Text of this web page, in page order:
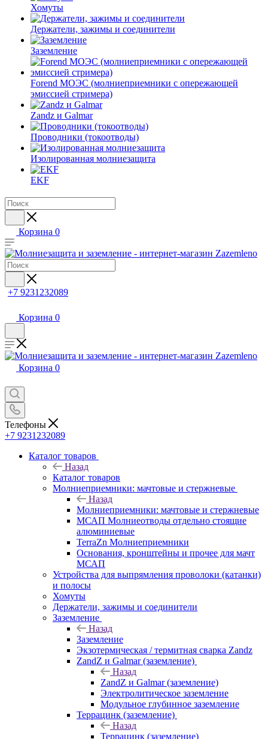
Хомуты
Держатели, зажимы и соединители
Заземление
Forend МОЭС (молниеприемники с опережающей
эмиссией стримера)
Zandz и Galmar
Проводники (токоотводы)
Изолированная молниезащита
EKF
Корзина 0
+7 9231232089
Корзина 0
Корзина 0
Телефоны
+7 9231232089
Каталог товаров
Назад
Каталог товаров
Молниеприемники: мачтовые и стержневые
Назад
Молниеприемники: мачтовые и стержневые
МСАП Молниеотводы отдельно стоящие
алюминиевые
TerraZn Молниеприемники
Основания, кронштейны и прочее для мачт
МСАП
Устройства для выпрямления проволоки (катанки)
и полосы
Хомуты
Держатели, зажимы и соединители
Заземление
Назад
Заземление
Экзотермическая / термитная сварка Zandz
ZandZ и Galmar (заземление)
Назад
ZandZ и Galmar (заземление)
Электролитическое заземление
Модульное глубинное заземление
Террацинк (заземление)
Назад
Террацинк (заземление)